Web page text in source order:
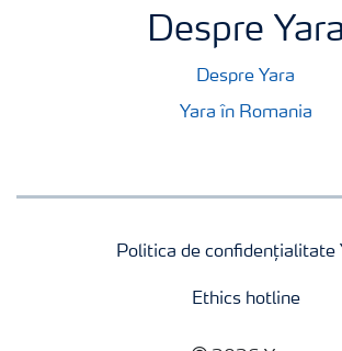
Despre Yara
Despre Yara
Yara în Romania
Politica de confidențialitate
Ethics hotline